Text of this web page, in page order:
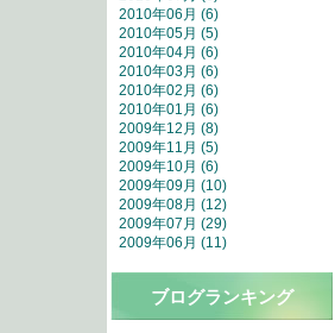
2010年06月 (6)
2010年05月 (5)
2010年04月 (6)
2010年03月 (6)
2010年02月 (6)
2010年01月 (6)
2009年12月 (8)
2009年11月 (5)
2009年10月 (6)
2009年09月 (10)
2009年08月 (12)
2009年07月 (29)
2009年06月 (11)
ブログランキング